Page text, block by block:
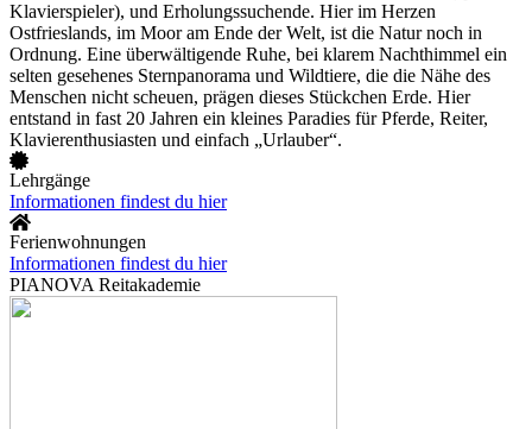
Klavierspieler), und Erholungssuchende. Hier im Herzen
Ostfrieslands, im Moor am Ende der Welt, ist die Natur noch in
Ordnung. Eine überwältigende Ruhe, bei klarem Nachthimmel ein
selten gesehenes Sternpanorama und Wildtiere, die die Nähe des
Menschen nicht scheuen, prägen dieses Stückchen Erde. Hier
entstand in fast 20 Jahren ein kleines Paradies für Pferde, Reiter,
Klavierenthusiasten und einfach „Urlauber“.
Lehrgänge
Informationen findest du hier
Ferienwohnungen
Informationen findest du hier
PIANOVA Reitakademie